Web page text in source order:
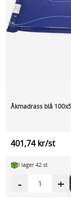
Åkmadrass blå
401,74 kr/st
I lager 42 st
- +